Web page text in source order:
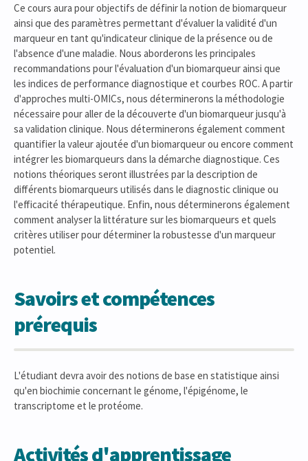
Ce cours aura pour objectifs de définir la notion de biomarqueur
ainsi que des paramètres permettant d'évaluer la validité d'un
marqueur en tant qu'indicateur clinique de la présence ou de
l'absence d'une maladie. Nous aborderons les principales
recommandations pour l'évaluation d'un biomarqueur ainsi que
les indices de performance diagnostique et courbes ROC. A partir
d'approches multi-OMICs, nous déterminerons la méthodologie
nécessaire pour aller de la découverte d'un biomarqueur jusqu'à
sa validation clinique. Nous déterminerons également comment
quantifier la valeur ajoutée d'un biomarqueur ou encore comment
intégrer les biomarqueurs dans la démarche diagnostique. Ces
notions théoriques seront illustrées par la description de
différents biomarqueurs utilisés dans le diagnostic clinique ou
l'efficacité thérapeutique. Enfin, nous déterminerons également
comment analyser la littérature sur les biomarqueurs et quels
critères utiliser pour déterminer la robustesse d'un marqueur
potentiel.
Savoirs et compétences
prérequis
L'étudiant devra avoir des notions de base en statistique ainsi
qu'en biochimie concernant le génome, l'épigénome, le
transcriptome et le protéome.
Activités d'apprentissage